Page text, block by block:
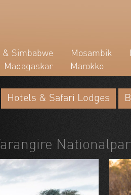
& Simbabwe Mosambik
Madagaskar Marokko
Hotels & Safari Lodges